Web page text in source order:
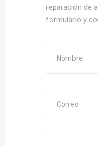
reparación de
formulario y